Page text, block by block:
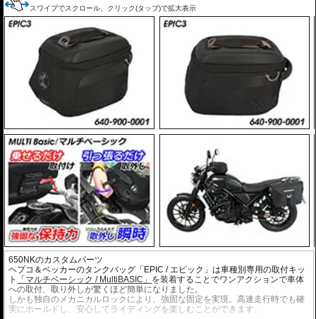
スワイプでスクロール、クリック(タップ)で拡大表示
650NKのカスタムパーツ
ヘプコ＆ベッカーのタンクバッグ「EPIC / エピック」は車種別専用の取付キッ
ト
「マルチベーシック / MultiBASIC」 を装着することでワンアクションで車体
への取付、取り外しが驚くほど簡単になりました。
しかも独自のメカニカルロックにより、強固な固定を実現。高速走行時でも確
実にホールドし、安心してライディングを楽しむことができます。